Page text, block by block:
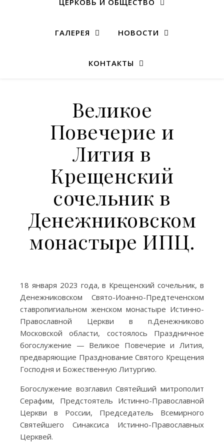
ЦЕРКОВЬ И ОБЩЕСТВО
ГАЛЕРЕЯ НОВОСТИ
КОНТАКТЫ
Великое
Повечерие и
Лития в
Крещенский
сочельник в
Денежниковском
монастыре ИПЦ.
18 января 2023 года, в Крещенский сочельник, в
Денежниковском Свято-Иоанно-Предтеченском
ставропигиальном женском монастыре Истинно-
Православной Церкви в п.Денежниково
Московской области, состоялось Праздничное
богослужение — Великое Повечерие и Лития,
предваряющие Празднование Святого Крещения
Господня и Божественную Литургию.
Богослужение возглавил Святейший митрополит
Серафим, Предстоятель Истинно-Православной
Церкви в России, Председатель Всемирного
Святейшего Синаксиса Истинно-Православных
Церквей.